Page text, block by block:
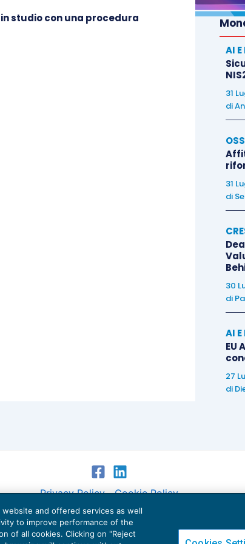
sia in termini personali sia in ragione dei
studio con una procedura
AI
31
di
31
di
30
di
AI
EU
27
di
Privacy Policy Cookie Policy
NEWS è una testata registrata al Tribunale di Milano Reg. n. 8556/2026
Direttore responsabile Sandro Cerato
and offered services as well
to improve performance of the
of all cookies. Clicking on "Reject